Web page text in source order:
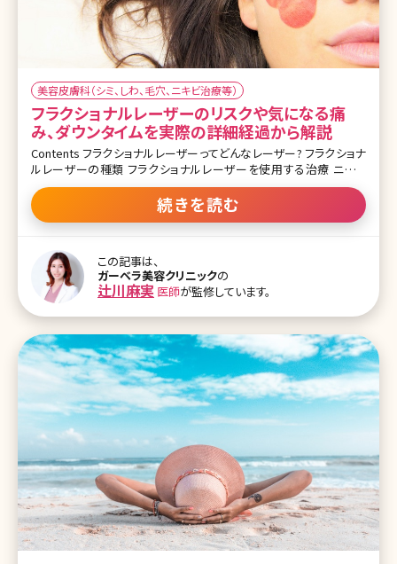
美容皮膚科（シミ、しわ、毛穴、ニキビ治療等）
フラクショナルレーザーのリスクや気になる痛
み、ダウンタイムを実際の詳細経過から解説
Contents フラクショナルレーザーってどんなレーザー? フラクショナ
ルレーザーの種類 フラクショナルレーザーを使用する治療 ニキビ
跡、傷跡の治療とフラクショナルレーザー フラクショナルレーザーの
リスク フラクショナルレーザーの治療中の痛み フラクショナルレーザ
ーのダウンタイム フラクショナルレーザーの実際のダウンタイム経過
ーの治療回数 おわりに 美容医療業界には様々なレーザー治療があ
ります。その数は膨大で、一般の方では、そもそも治療名なのか機械
名なのかさえもわからないといった場合が多くあるのではないでしょ
うか? 肌の悩みで調べてみても多くの治療法や機械の種類から、ど
れを選択したら良いのか迷ってしまいますよね。 そのような中で、毛
続きを読む
この記事は、
ガーベラ美容クリニックの
辻川麻実 医師が監修しています。